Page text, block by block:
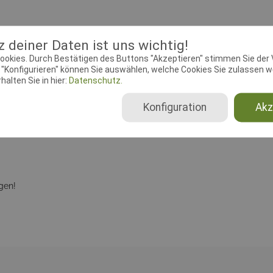
deiner Daten ist uns wichtig!
Durch Bestätigen des Buttons "Akzeptieren" stimmen Sie der
können Sie auswählen, welche Cookies Sie zulassen
Sie in hier: Datenschutz.
Konfiguration
Dokumente
Meldeschluss:22.10.2018
Adresse: Dieselstarasse 10,